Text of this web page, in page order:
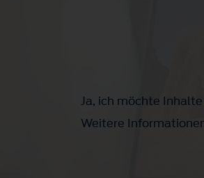
Ja, ich möchte
Weitere